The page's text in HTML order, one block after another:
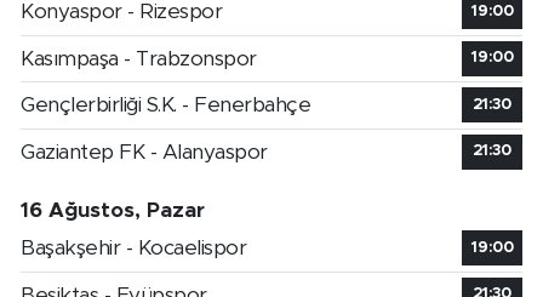
Konyaspor - Rizespor
19:00
Kasımpaşa - Trabzonspor 19:00
Gençlerbirliği S.K. - Fenerbahçe 21:30
Gaziantep FK - Alanyaspor 21:30
16 Ağustos, Pazar
Başakşehir - Kocaelispor
19:00